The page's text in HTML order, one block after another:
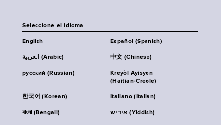
Seleccione el idioma
English Español (Spanish)
العربية (Arabic) 中文 (Chinese)
русский (Russian)
Kreyòl Ayisyen
(Haitian-Creole)
한국어 (Korean) Italiano (Italian)
বাংলা (Bengali) אידיש (Yiddish)